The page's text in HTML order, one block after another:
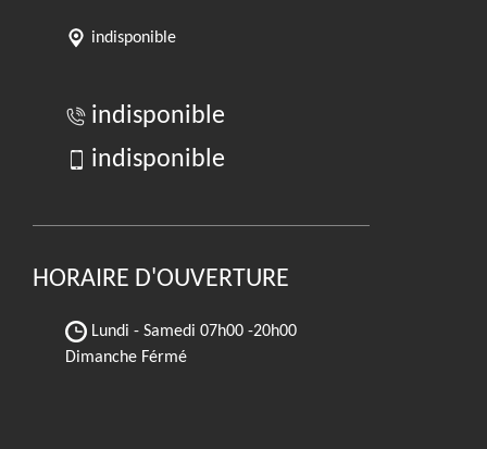
indisponible
indisponible
indisponible
HORAIRE D'OUVERTURE
Lundi - Samedi 07h00 -20h00
Dimanche Férmé